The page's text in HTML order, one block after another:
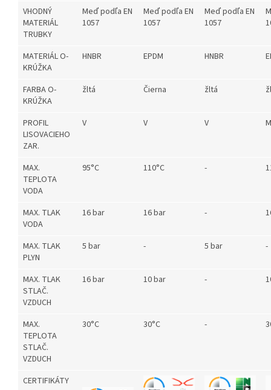
VHODNÝ
MATERIÁL
TRUBKY
Meď podľa EN
1057
Meď podľa EN
1057
Meď podľa EN
1057
MATERIÁL O-
KRÚŽKA
HNBR EPDM HNBR
FARBA O-
KRÚŽKA
žltá Čierna žltá
PROFIL
LISOVACIEHO
ZAR.
V V V M
MAX.
TEPLOTA
VODA
95°C 110°C -
MAX. TLAK
VODA
16 bar 16 bar -
MAX. TLAK
PLYN
5 bar - 5 bar -
MAX. TLAK
STLAČ.
VZDUCH
16 bar 10 bar -
MAX.
TEPLOTA
STLAČ.
VZDUCH
30°C 30°C -
CERTIFIKÁTY